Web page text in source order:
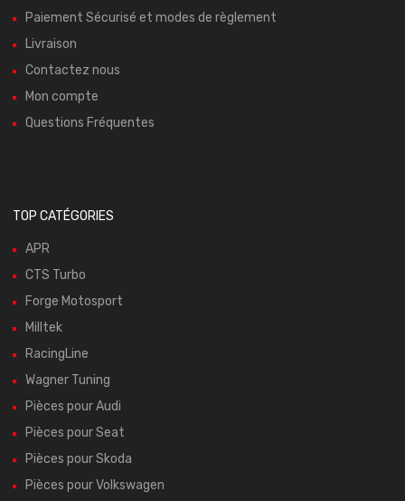
Paiement Sécurisé et modes de règlement
Livraison
Contactez nous
Mon compte
Questions Fréquentes
TOP CATÉGORIES
APR
CTS Turbo
Forge Motosport
Milltek
RacingLine
Wagner Tuning
Pièces pour Audi
Pièces pour Seat
Pièces pour Skoda
Pièces pour Volkswagen